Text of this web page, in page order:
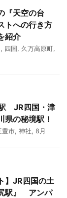
『天空の台
トへの行き方
紹介
, 四国, 久万高原町,
JR四国・津
の秘境駅！
豊市, 神社, 8月
】JR四国の土
駅』 アンパ